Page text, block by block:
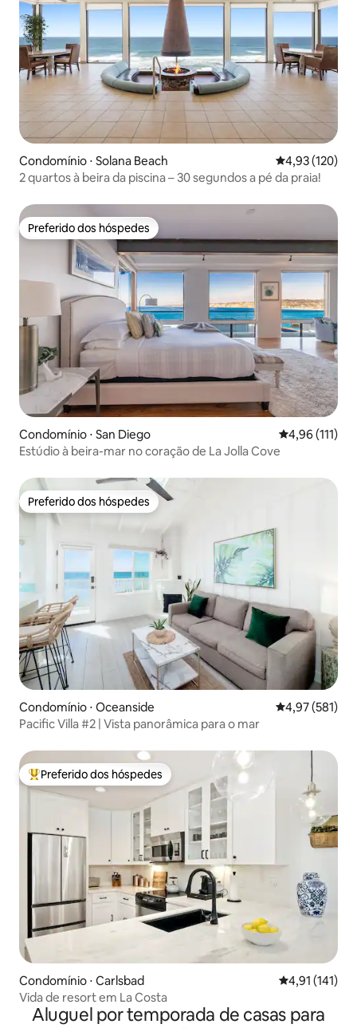
Condomínio ⋅ Solana Beach 4,93 de uma
4,93 (120)
2 quartos à beira da piscina – 30 segundos a pé da praia!
Preferido dos hóspedes
Preferido dos hóspedes
Condomínio ⋅ San Diego 4,96 de uma
4,96 (111)
Estúdio à beira-mar no coração de La Jolla Cove
Preferido dos hóspedes
Preferido dos hóspedes
Condomínio ⋅ Oceanside 4,97 de uma
4,97 (581)
Pacific Villa #2 | Vista panorâmica para o mar
Entre os melhores preferidos dos hóspedes
Preferido dos hóspedes
Condomínio ⋅ Carlsbad 4,91 de uma
4,91 (141)
Vida de resort em La Costa
Aluguel por temporada de casas para